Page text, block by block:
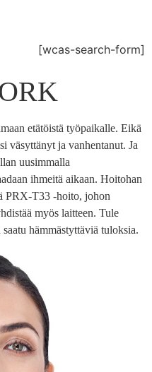
[wcas-search-form]
etätöistä työpaikalle. Eikä
väsyttänyt ja vanhentanut. Ja
uusimmalla
ihmeitä aikaan. Hoitohan
PRX-T33 -hoito, johon
myös laitteen. Tule
hämmästyttäviä tuloksia.